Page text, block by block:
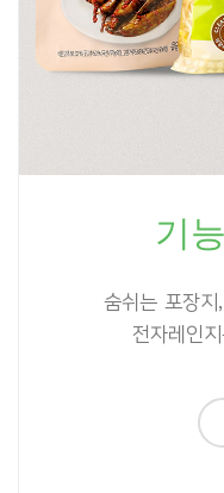
기
숨쉬는 포장지
전자레인